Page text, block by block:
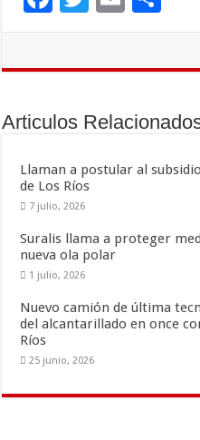
o
k
ar
r
Articulos
Llaman a postular al
de Los Ríos
7 julio, 2026
Suralis llama a proteger
nueva ola polar
1 julio, 2026
Nuevo camión de última
del alcantarillado en once
Ríos
25 junio, 2026